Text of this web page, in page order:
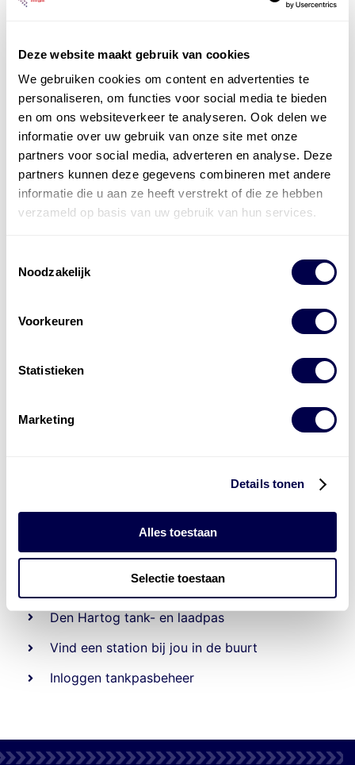
Deze website maakt gebruik van cookies
We gebruiken cookies om content en advertenties te
personaliseren, om functies voor social media te bieden
en om ons websiteverkeer te analyseren. Ook delen we
informatie over uw gebruik van onze site met onze
partners voor social media, adverteren en analyse. Deze
partners kunnen deze gegevens combineren met andere
informatie die u aan ze heeft verstrekt of die ze hebben
verzameld op basis van uw gebruik van hun services.
Noodzakelijk
Voorkeuren
Statistieken
Marketing
Details tonen
Alles toestaan
Selectie toestaan
Officieel distributeur met Mobil Smeermiddelen
voor alle sectoren
Welke olie heb ik nodig
Alle producten bekijken
Beheert 70tankstationsen duizendentank-en
Den Hartog tank- en laadpas
Vind een station bij jou in de buurt
Inloggen tankpasbeheer